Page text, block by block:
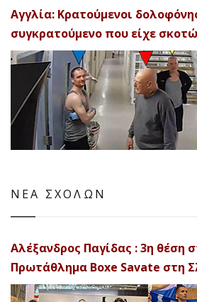
Αγγλία: Κρατούμενοι
συγκρατούμενο που είχε
ΝΕΑ ΣΧΟΛΩΝ
Αλέξανδρος Παγίδας : 3η θέση
Πρωτάθλημα Boxe Savate στη